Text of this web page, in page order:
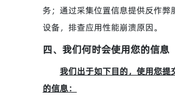
务；通过采集位置信息提供反作弊
设备，排查应用性能崩溃原因。
四、我们何时会使用您的信息
我们出于如下目的，使用您提
的信息：